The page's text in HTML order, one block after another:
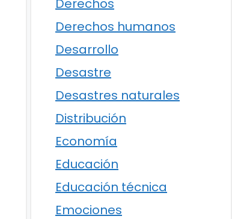
Derechos
Derechos humanos
Desarrollo
Desastre
Desastres naturales
Distribución
Economía
Educación
Educación técnica
Emociones